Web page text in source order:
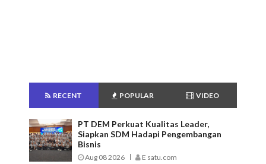
RECENT POPULAR VIDEO
PT DEM Perkuat Kualitas Leader,
Siapkan SDM Hadapi Pengembangan
Bisnis
Aug 08 2026 E satu.com